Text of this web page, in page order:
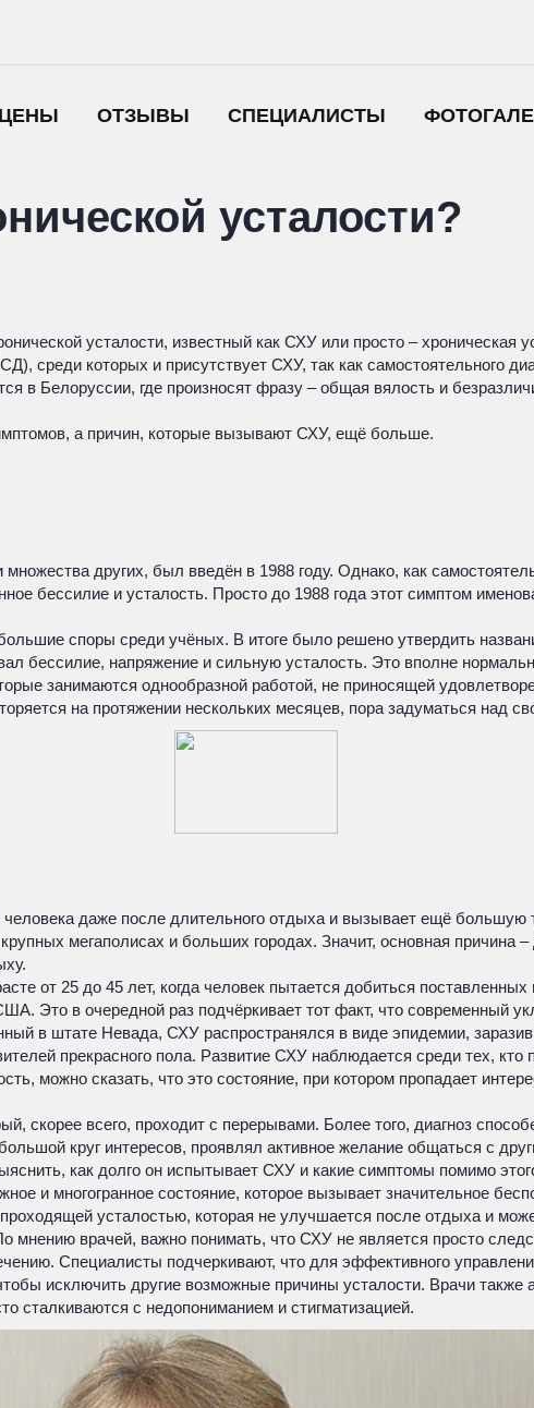
ЦЕНЫ ОТЗЫВЫ СПЕЦИАЛИСТЫ
усталости?
усталости, известный как СХУ или просто – хроническая
среди которых и присутствует СХУ, так как самостоятельного
в Белоруссии, где произносят фразу – общая вялость и
а причин, которые вызывают СХУ, ещё больше.
других, был введён в 1988 году. Однако, как
бессилие и усталость. Просто до 1988 года этот симптом
споры среди учёных. В итоге было решено утвердить
бессилие, напряжение и сильную усталость. Это вполне
занимаются однообразной работой, не приносящей
на протяжении нескольких месяцев, пора задуматься над
человека даже после длительного отдыха и вызывает ещё
мегаполисах и больших городах. Значит, основная причина
от 25 до 45 лет, когда человек пытается добиться
Это в очередной раз подчёркивает тот факт, что современный
в штате Невада, СХУ распространялся в виде эпидемии,
прекрасного пола. Развитие СХУ наблюдается среди тех, кто
можно сказать, что это состояние, при котором пропадает
скорее всего, проходит с перерывами. Более того, диагноз
круг интересов, проявлял активное желание общаться с
как долго он испытывает СХУ и какие симптомы помимо
и многогранное состояние, которое вызывает значительное
усталостью, которая не улучшается после отдыха и
врачей, важно понимать, что СХУ не является просто
Специалисты подчеркивают, что для эффективного
исключить другие возможные причины усталости. Врачи
сталкиваются с недопониманием и стигматизацией.